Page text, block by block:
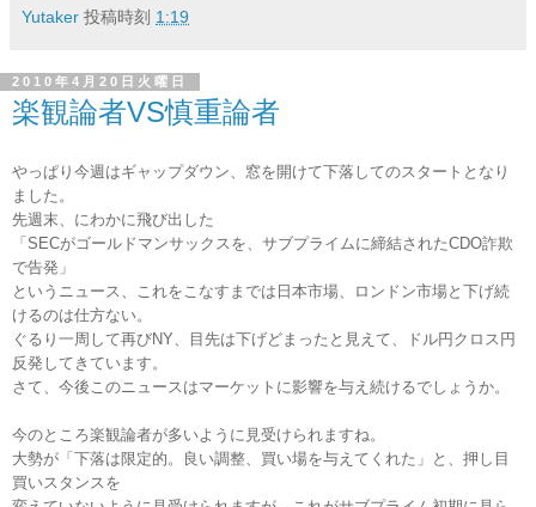
Yutaker 投稿時刻 1:19
2010年4月20日火曜日
楽観論者VS慎重論者
やっぱり今週はギャップダウン、窓を開けて下落してのスタートとなり
ました。
先週末、にわかに飛び出した
「SECがゴールドマンサックスを、サブプライムに締結されたCDO詐欺
で告発」
というニュース、これをこなすまでは日本市場、ロンドン市場と下げ続
けるのは仕方ない。
ぐるり一周して再びNY、目先は下げどまったと見えて、ドル円クロス円
反発してきています。
さて、今後このニュースはマーケットに影響を与え続けるでしょうか。
今のところ楽観論者が多いように見受けられますね。
大勢が「下落は限定的。良い調整、買い場を与えてくれた」と、押し目
買いスタンスを